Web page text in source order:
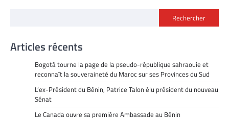
Rechercher
Articles récents
Bogotá tourne la page de la pseudo-république sahraouie et
reconnaît la souveraineté du Maroc sur ses Provinces du Sud
L’ex-Président du Bénin, Patrice Talon élu président du nouveau
Sénat
Le Canada ouvre sa première Ambassade au Bénin